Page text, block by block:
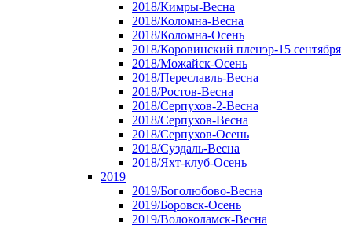
2018/Кимры-Весна
2018/Коломна-Весна
2018/Коломна-Осень
2018/Коровинский пленэр-15 сентября
2018/Можайск-Осень
2018/Переславль-Весна
2018/Ростов-Весна
2018/Серпухов-2-Весна
2018/Серпухов-Весна
2018/Серпухов-Осень
2018/Суздаль-Весна
2018/Яхт-клуб-Осень
2019
2019/Боголюбово-Весна
2019/Боровск-Осень
2019/Волоколамск-Весна